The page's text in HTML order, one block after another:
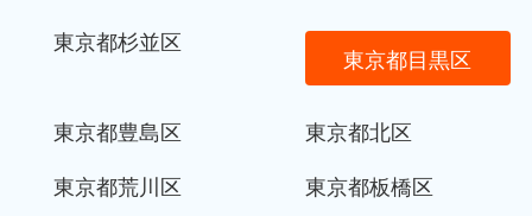
東京都杉並区
東京都目黒区
東京都豊島区
東京都北区
東京都荒川区
東京都板橋区